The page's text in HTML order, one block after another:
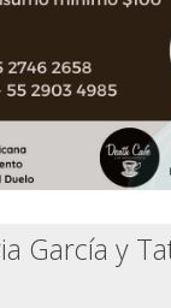
García y